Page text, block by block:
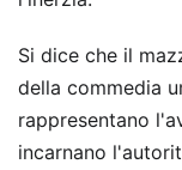
Si dice che il
della commedia
rappresentano
incarnano